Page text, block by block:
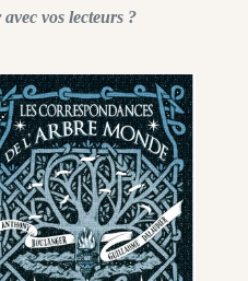
vos lecteurs ?